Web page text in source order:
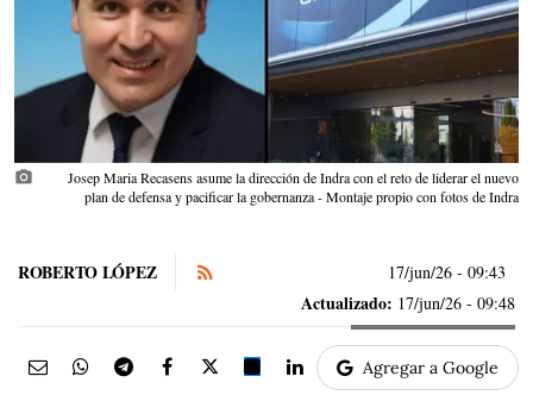
photo_camera
Josep Maria Recasens asume la dirección de Indra con el reto de liderar el nuevo
plan de defensa y pacificar la gobernanza - Montaje propio con fotos de Indra
ROBERTO LÓPEZ 17/jun/26 - 09:43
Actualizado: 17/jun/26 - 09:48
Agregar a Google